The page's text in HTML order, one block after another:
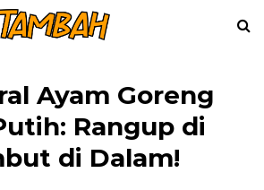
Ayam Goreng
Rangup di
di Dalam!